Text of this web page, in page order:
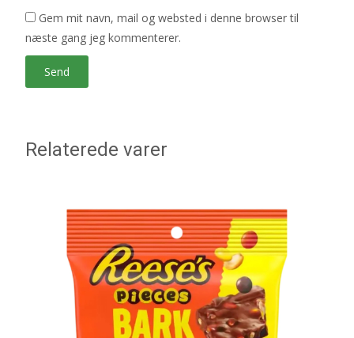
Gem mit navn, mail og websted i denne browser til
næste gang jeg kommenterer.
Relaterede varer